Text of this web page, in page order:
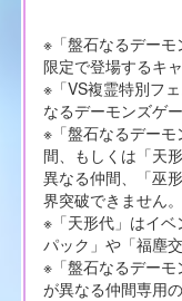
※「盤石なるデー
限定で登場するキ
※「VS複霊特別フ
なるデーモンズゲ
※「盤石なるデー
間、もしくは「天
異なる仲間、「巫
界突破できません。
※「天形代」はイ
パック」や「福塵
※「盤石なるデー
が異なる仲間専用